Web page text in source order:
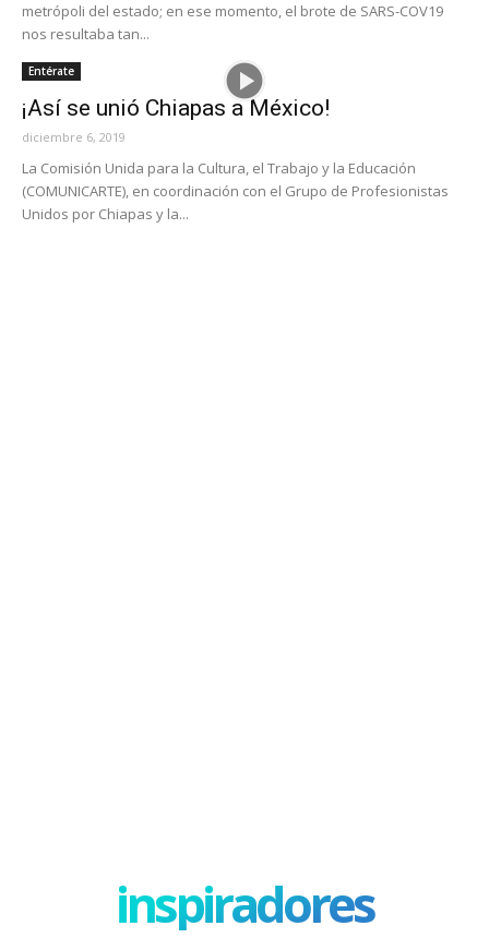
metrópoli del estado; en ese momento, el brote de SARS-COV19
nos resultaba tan...
Entérate
¡Así se unió Chiapas a México!
diciembre 6, 2019
La Comisión Unida para la Cultura, el Trabajo y la Educación
(COMUNICARTE), en coordinación con el Grupo de Profesionistas
Unidos por Chiapas y la...
inspiradores